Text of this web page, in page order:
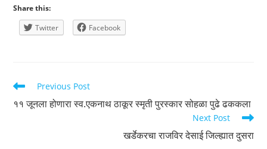
Share this:
Twitter
Facebook
Read
articles
Previous Post
११ जूनला होणारा स्व.एकनाथ ठाकूर स्मृती पुरस्कार सोहळा पुढे ढककला
Next Post
खर्डेकरचा राजविर देसाई जिल्ह्यात दुसरा